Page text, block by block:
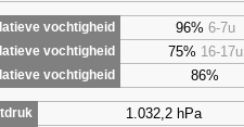
vochtigheid
96% 6-7u
vochtigheid 75% 16-17u
vochtigheid 86%
1.032,2 hPa